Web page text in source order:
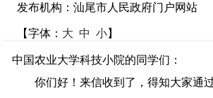
发布机构：汕尾市人民政府门户网站
【字体： 大 中 小】
中国农业大学科技小院的同学们：
你们好！来信收到了，得知大家通